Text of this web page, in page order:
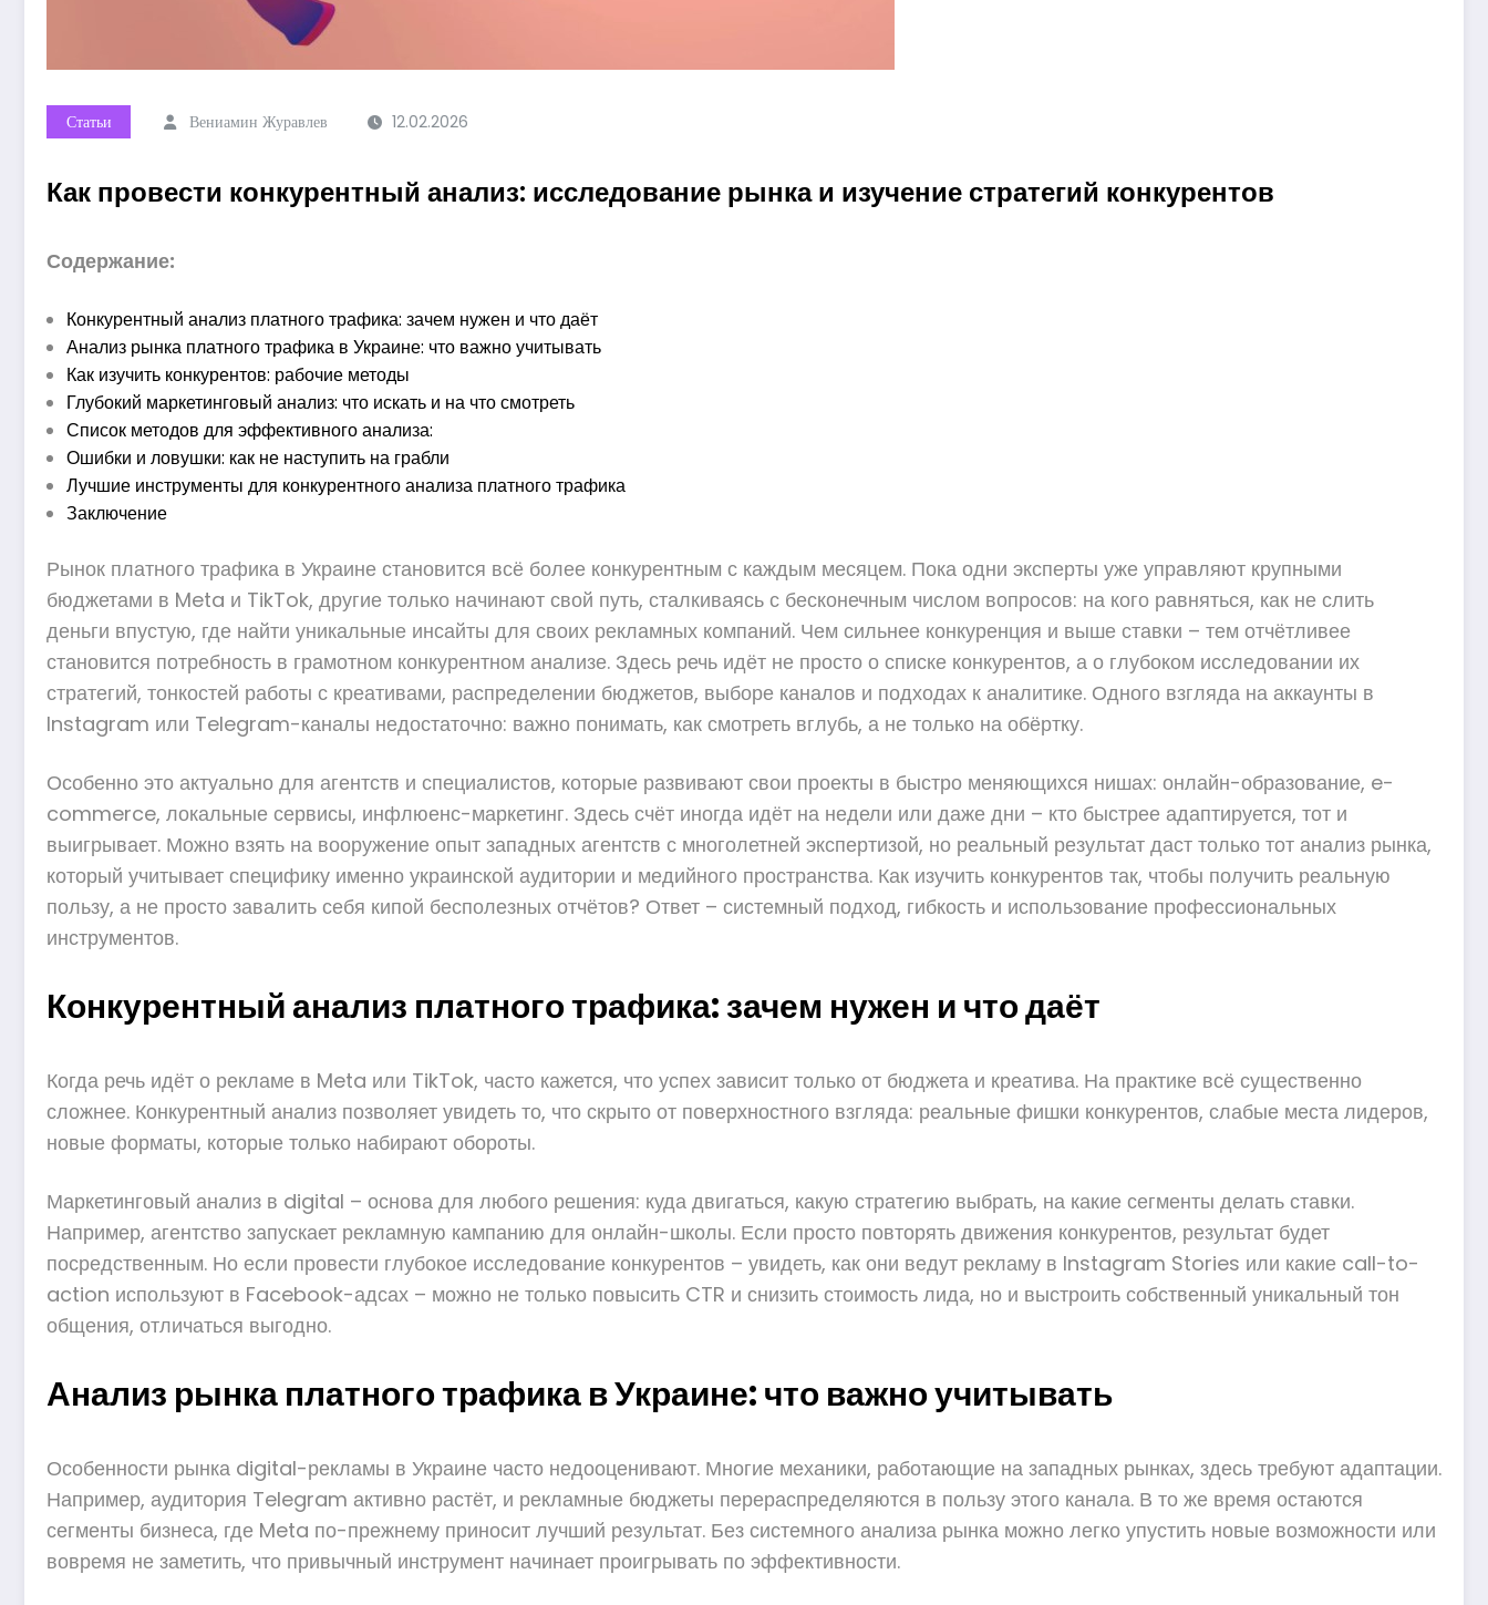
Статьи Вениамин Журавлев 12.02.2026
Как провести конкурентный анализ: исследование рынка и изучение стратегий конкурентов
Содержание:
Конкурентный анализ платного трафика: зачем нужен и что даёт
Анализ рынка платного трафика в Украине: что важно учитывать
Как изучить конкурентов: рабочие методы
Глубокий маркетинговый анализ: что искать и на что смотреть
Список методов для эффективного анализа:
Ошибки и ловушки: как не наступить на грабли
Лучшие инструменты для конкурентного анализа платного трафика
Заключение
Рынок платного трафика в Украине становится всё более конкурентным с каждым месяцем. Пока одни эксперты уже управляют крупными
бюджетами в Meta и TikTok, другие только начинают свой путь, сталкиваясь с бесконечным числом вопросов: на кого равняться, как не слить
деньги впустую, где найти уникальные инсайты для своих рекламных компаний. Чем сильнее конкуренция и выше ставки – тем отчётливее
становится потребность в грамотном конкурентном анализе. Здесь речь идёт не просто о списке конкурентов, а о глубоком исследовании их
стратегий, тонкостей работы с креативами, распределении бюджетов, выборе каналов и подходах к аналитике. Одного взгляда на аккаунты в
Instagram или Telegram-каналы недостаточно: важно понимать, как смотреть вглубь, а не только на обёртку.
Особенно это актуально для агентств и специалистов, которые развивают свои проекты в быстро меняющихся нишах: онлайн-образование, e-
commerce, локальные сервисы, инфлюенс-маркетинг. Здесь счёт иногда идёт на недели или даже дни – кто быстрее адаптируется, тот и
выигрывает. Можно взять на вооружение опыт западных агентств с многолетней экспертизой, но реальный результат даст только тот анализ рынка,
который учитывает специфику именно украинской аудитории и медийного пространства. Как изучить конкурентов так, чтобы получить реальную
пользу, а не просто завалить себя кипой бесполезных отчётов? Ответ – системный подход, гибкость и использование профессиональных
инструментов.
Конкурентный анализ платного трафика: зачем нужен и что даёт
Когда речь идёт о рекламе в Meta или TikTok, часто кажется, что успех зависит только от бюджета и креатива. На практике всё существенно
сложнее. Конкурентный анализ позволяет увидеть то, что скрыто от поверхностного взгляда: реальные фишки конкурентов, слабые места лидеров,
новые форматы, которые только набирают обороты.
Маркетинговый анализ в digital – основа для любого решения: куда двигаться, какую стратегию выбрать, на какие сегменты делать ставки.
Например, агентство запускает рекламную кампанию для онлайн-школы. Если просто повторять движения конкурентов, результат будет
посредственным. Но если провести глубокое исследование конкурентов – увидеть, как они ведут рекламу в Instagram Stories или какие call-to-
action используют в Facebook-адсах – можно не только повысить CTR и снизить стоимость лида, но и выстроить собственный уникальный тон
общения, отличаться выгодно.
Анализ рынка платного трафика в Украине: что важно учитывать
Особенности рынка digital-рекламы в Украине часто недооценивают. Многие механики, работающие на западных рынках, здесь требуют адаптации.
Например, аудитория Telegram активно растёт, и рекламные бюджеты перераспределяются в пользу этого канала. В то же время остаются
сегменты бизнеса, где Meta по-прежнему приносит лучший результат. Без системного анализа рынка можно легко упустить новые возможности или
вовремя не заметить, что привычный инструмент начинает проигрывать по эффективности.